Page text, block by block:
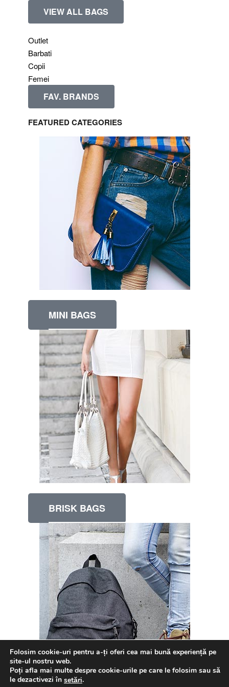
VIEW ALL BAGS
Outlet
Barbati
Copii
Femei
FAV. BRANDS
FEATURED CATEGORIES
MINI BAGS
BRISK BAGS
Folosim cookie-uri pentru a-ți oferi cea mai bună experiență pe
site-ul nostru web.
Poți afla mai multe despre cookie-urile pe care le folosim sau să
le dezactivezi în setări.